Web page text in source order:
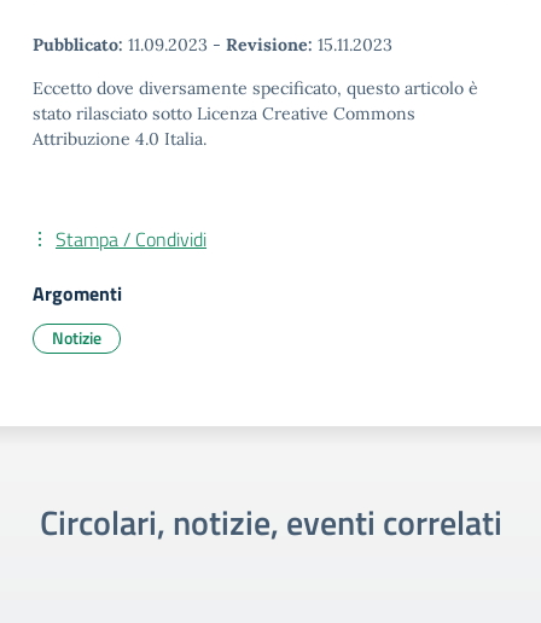
Pubblicato: 11.09.2023 - Revisione: 15.11.2023
Eccetto dove diversamente specificato, questo articolo è
stato rilasciato sotto Licenza Creative Commons
Attribuzione 4.0 Italia.
Stampa / Condividi
Argomenti
Notizie
Circolari, notizie, eventi correlati